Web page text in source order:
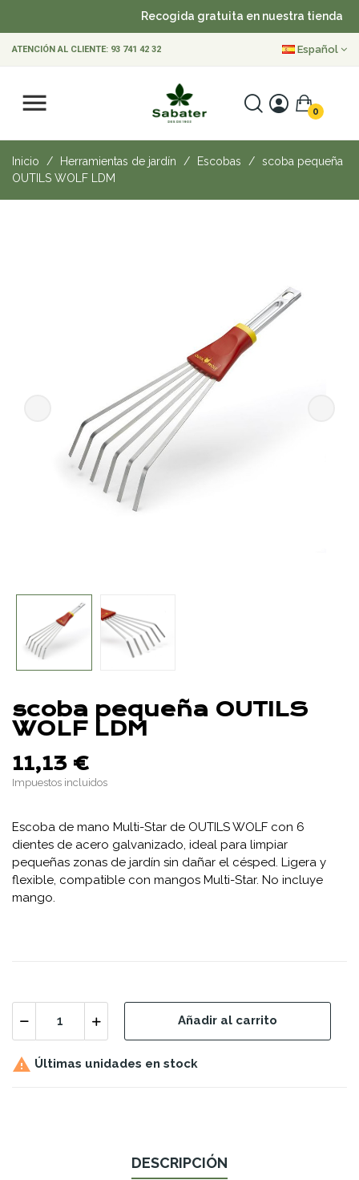
Recogida gratuita en nuestra tienda
ATENCIÓN AL CLIENTE: 93 741 42 32 Español
0
Inicio Herramientas de jardín Escobas
scoba pequeña
OUTILS WOLF LDM
scoba pequeña OUTILS
WOLF LDM
11,13 €
Impuestos incluidos
Escoba de mano Multi-Star de OUTILS WOLF con 6
dientes de acero galvanizado, ideal para limpiar
pequeñas zonas de jardín sin dañar el césped. Ligera y
flexible, compatible con mangos Multi-Star. No incluye
mango.
Añadir al carrito
 Últimas unidades en stock
DESCRIPCIÓN